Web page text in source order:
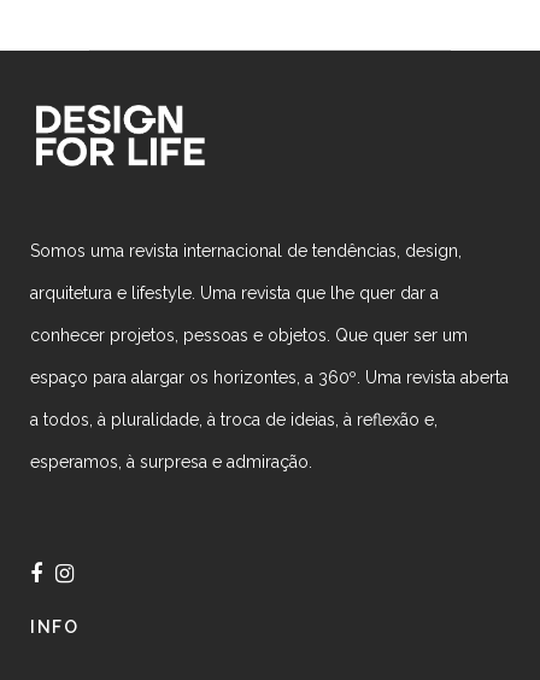
Somos uma revista internacional de tendências, design,
arquitetura e lifestyle. Uma revista que lhe quer dar a
conhecer projetos, pessoas e objetos. Que quer ser um
espaço para alargar os horizontes, a 360º. Uma revista aberta
a todos, à pluralidade, à troca de ideias, à reflexão e,
esperamos, à surpresa e admiração.
INFO